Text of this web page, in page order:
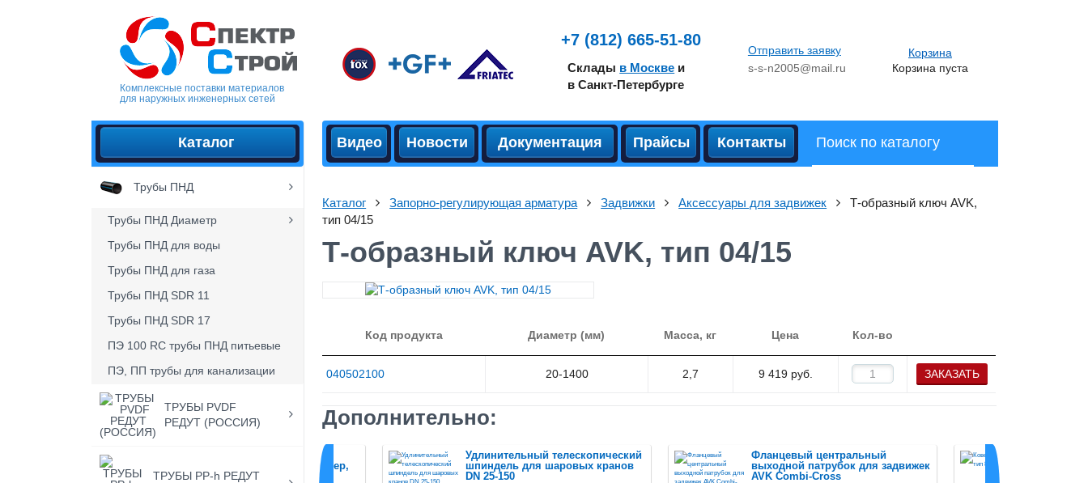
Комплексные поставки материалов
для наружных инженерных сетей
+7 (812) 665-51-80
Склады в Москве и
в Санкт-Петербурге
Отправить заявку
s-s-n2005@mail.ru
Корзина
Корзина пуста
Каталог
Трубы ПНД
Трубы ПНД Диаметр
Трубы ПНД для воды
Трубы ПНД для газа
Трубы ПНД SDR 11
Трубы ПНД SDR 17
ПЭ 100 RC трубы ПНД питьевые
ПЭ, ПП трубы для канализации
ТРУБЫ PVDF
РЕДУТ (РОССИЯ)
ТРУБЫ PP-h РЕДУТ
Видео Новости Документация Прайсы Контакты
Каталог Запорно-регулирующая арматура Задвижки Аксессуары для задвижек
Т-образный ключ AVK,
тип 04/15
Т-образный ключ AVK, тип 04/15
Код продукта Диаметр (мм) Масса, кг Цена Кол-во
040502100 20-1400 2,7 9 419 руб. ЗАКАЗАТЬ
Дополнительно:
удлинителей штоков под ковер,
тип 80/46
Удлинительный телескопический
шпиндель для шаровых кранов
DN 25-150
Фланцевый центральный
выходной патрубок для задвижек
AVK Combi-Cross